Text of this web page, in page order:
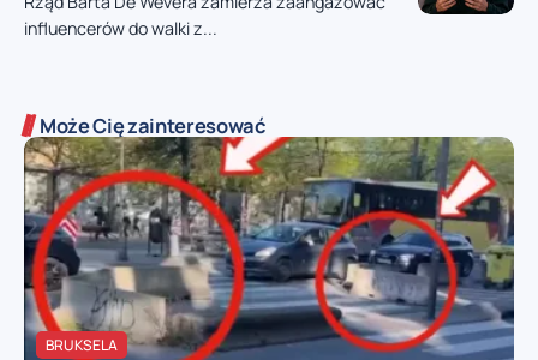
influencerów do walki z...
Może Cię zainteresować
BRUKSELA